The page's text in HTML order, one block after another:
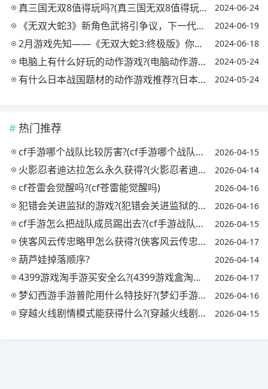
真三国无双8值得玩吗?(真三国无双8值得玩吗) 2024-06-24
《无双大蛇3》新角色武将引争议，下一代是不是该创造出哪吒了? 2024-06-19
2月游戏先知——《无双大蛇3:终极版》你期待吗?(无双大蛇3终极版全章节目录) 2024-06-18
电脑上有什么好玩的动作游戏?(电脑动作游戏推荐) 2024-05-24
有什么日本战国题材的动作游戏推荐?(日本战国类游戏) 2024-05-24
热门推荐
cf手游哪个战队比较厉害?(cf手游哪个战队最强) 2026-04-15
火影忍者迪达拉怎么永久获得?(火影忍者迪达拉怎么获取) 2026-04-14
cf苍雷会觉醒吗?(cf苍雷能觉醒吗) 2026-04-16
犯错会关进监狱的游戏?(犯错会关进监狱的游戏吗) 2026-04-16
cf手游怎么把战队成员踢出去?(cf手游战队怎么踢人) 2026-04-15
侠客风云传忠略甲怎么获得?(侠客风云传忠略甲对自己) 2026-04-17
葫芦娃掉落顺序? 2026-04-14
4399游戏淘手游买安全么?(4399游戏盒淘号有用吗) 2026-04-17
梦幻西游手游普陀用什么特技好?(梦幻手游普陀必备特技) 2026-04-16
穿越火线剧情模式能获得什么?(穿越火线剧情模式怎么过) 2026-04-15